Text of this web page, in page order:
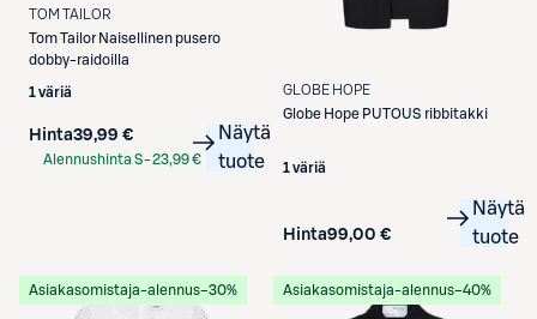
TOM TAILOR
Tom Tailor Naisellinen pusero
dobby-raidoilla
1 väriä
Hinta39,99 €
Alennushinta S-23,99 €
Näytä
tuote
GLOBE HOPE
Globe Hope PUTOUS ribbitakki
1 väriä
Hinta99,00 €
Näytä
tuote
Asiakasomistaja-alennus−30% Asiakasomistaja-alennus−40%